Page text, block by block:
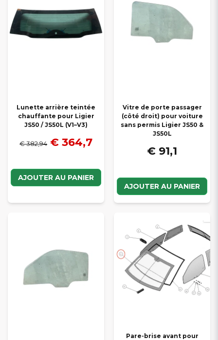
Lunette arrière teintée
chauffante pour Ligier
JS50 / JS50L (V1–V3)
€ 382,94 € 364,7
AJOUTER AU PANIER
Vitre de porte passager
(côté droit) pour voiture
sans permis Ligier JS50 &
JS50L
€ 91,1
AJOUTER AU PANIER
Pare-brise avant pour